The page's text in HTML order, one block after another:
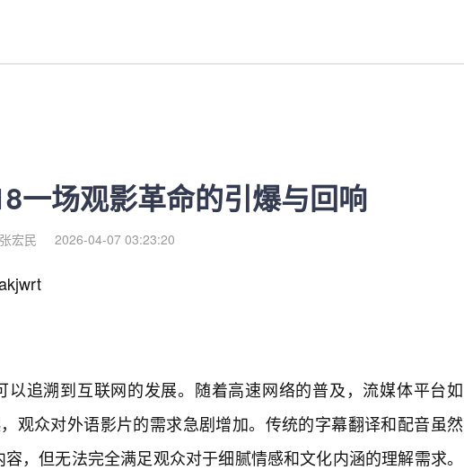
一场观影革命的引爆与回响
宏民 2026-04-07 03:23:20
以追溯到互联网的发展。随着高速网络的普及，流媒体平台如
观众对外语影片的需求急剧增加。传统的字幕翻译和配音虽然
，但无法完全满足观众对于细腻情感和文化内涵的理解需求。